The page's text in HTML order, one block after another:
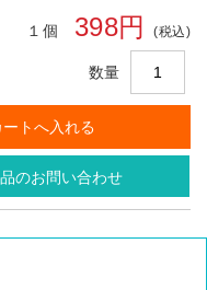
１個 398円(税込)
数量
のお問い合わせ